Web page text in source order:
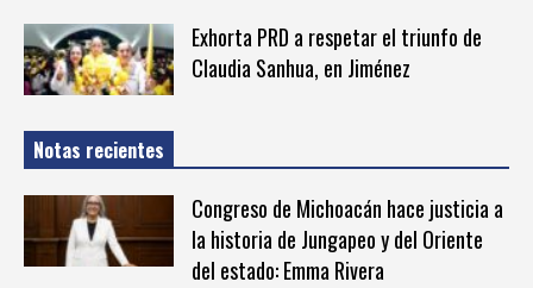
Exhorta PRD a respetar el triunfo de
Claudia Sanhua, en Jiménez
Notas recientes
Congreso de Michoacán hace justicia a
la historia de Jungapeo y del Oriente
del estado: Emma Rivera